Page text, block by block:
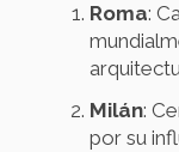
Roma:
Milán:
por su